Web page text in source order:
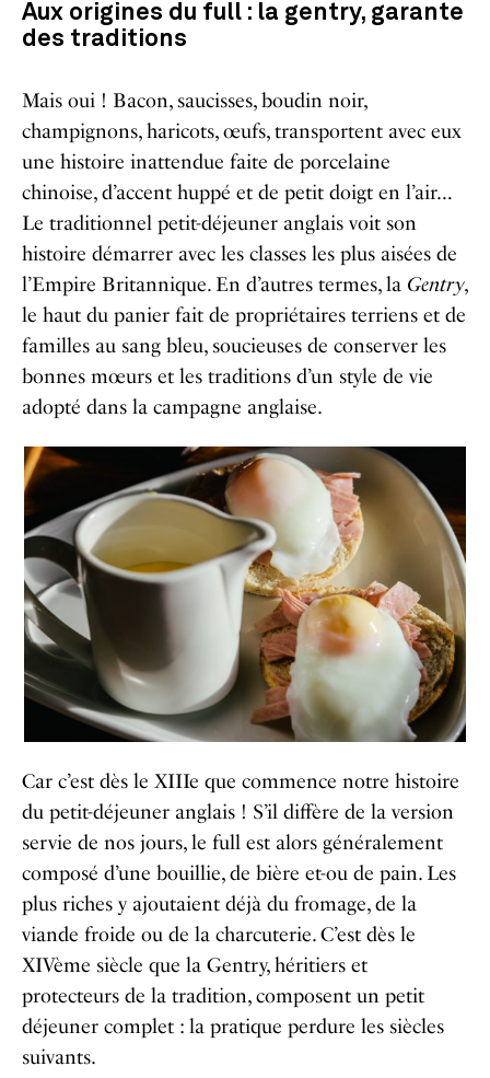
Aux origines du full : la gentry, garante
des traditions
Mais oui ! Bacon, saucisses, boudin noir,
champignons, haricots, œufs, transportent avec eux
une histoire inattendue faite de porcelaine
chinoise, d’accent huppé et de petit doigt en l’air…
Le traditionnel petit-déjeuner anglais voit son
histoire démarrer avec les classes les plus aisées de
l’Empire Britannique. En d’autres termes, la Gentry,
le haut du panier fait de propriétaires terriens et de
familles au sang bleu, soucieuses de conserver les
bonnes mœurs et les traditions d’un style de vie
adopté dans la campagne anglaise.
Car c’est dès le XIIIe que commence notre histoire
du petit-déjeuner anglais ! S’il diffère de la version
servie de nos jours, le full est alors généralement
composé d’une bouillie, de bière et-ou de pain. Les
plus riches y ajoutaient déjà du fromage, de la
viande froide ou de la charcuterie. C’est dès le
XIVème siècle que la Gentry, héritiers et
protecteurs de la tradition, composent un petit
déjeuner complet : la pratique perdure les siècles
suivants.